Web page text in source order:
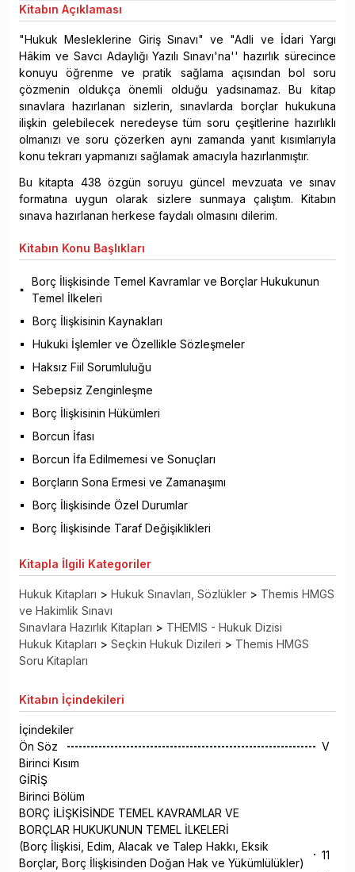
Kitabın Açıklaması
"Hukuk Mesleklerine Giriş Sınavı" ve "Adli ve İdari Yargı
Hâkim ve Savcı Adaylığı Yazılı Sınavı'na'' hazırlık sürecince
konuyu öğrenme ve pratik sağlama açısından bol soru
çözmenin oldukça önemli olduğu yadsınamaz. Bu kitap
sınavlara hazırlanan sizlerin, sınavlarda borçlar hukukuna
ilişkin gelebilecek neredeyse tüm soru çeşitlerine hazırlıklı
olmanızı ve soru çözerken aynı zamanda yanıt kısımlarıyla
konu tekrarı yapmanızı sağlamak amacıyla hazırlanmıştır.
Bu kitapta 438 özgün soruyu güncel mevzuata ve sınav
formatına uygun olarak sizlere sunmaya çalıştım. Kitabın
sınava hazırlanan herkese faydalı olmasını dilerim.
Kitabın Konu Başlıkları
Borç İlişkisinde Temel Kavramlar ve Borçlar Hukukunun
Temel İlkeleri
Borç İlişkisinin Kaynakları
Hukuki İşlemler ve Özellikle Sözleşmeler
Haksız Fiil Sorumluluğu
Sebepsiz Zenginleşme
Borç İlişkisinin Hükümleri
Borcun İfası
Borcun İfa Edilmemesi ve Sonuçları
Borçların Sona Ermesi ve Zamanaşımı
Borç İlişkisinde Özel Durumlar
Borç İlişkisinde Taraf Değişiklikleri
Kitapla İlgili Kategoriler
Hukuk Kitapları > Hukuk Sınavları, Sözlükler > Themis HMGS
ve Hakimlik Sınavı
Sınavlara Hazırlık Kitapları > THEMIS - Hukuk Dizisi
Hukuk Kitapları > Seçkin Hukuk Dizileri > Themis HMGS
Soru Kitapları
Kitabın İçindekileri
İçindekiler
Ön Söz
V
Birinci Kısım
GİRİŞ
Birinci Bölüm
BORÇ İLİŞKİSİNDE TEMEL KAVRAMLAR VE
BORÇLAR HUKUKUNUN TEMEL İLKELERİ
(Borç İlişkisi, Edim, Alacak ve Talep Hakkı, Eksik
Borçlar, Borç İlişkisinden Doğan Hak ve Yükümlülükler)
11